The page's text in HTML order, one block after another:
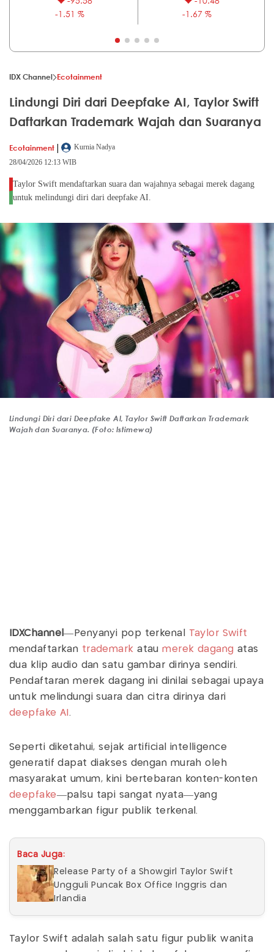
-1.51 %
-1.67 %
IDX Channel Ecotainment
Lindungi Diri dari Deepfake AI, Taylor Swift
Daftarkan Trademark Wajah dan Suaranya
Ecotainment |
Kurnia Nadya
28/04/2026 12:13 WIB
Taylor Swift mendaftarkan suara dan wajahnya sebagai merek dagang
untuk melindungi diri dari deepfake AI.
Lindungi Diri dari Deepfake AI, Taylor Swift Daftarkan Trademark
Wajah dan Suaranya. (Foto: Istimewa)
IDXChannel—Penyanyi pop terkenal Taylor Swift
mendaftarkan trademark ataumerek dagang atas
dua klip audio dan satu gambar dirinya sendiri.
Pendaftaran merek dagang ini dinilai sebagai upaya
untuk melindungi suara dan citra dirinya dari
deepfake AI .
Seperti diketahui, sejak artificial intelligence
generatif dapat diakses dengan murah oleh
masyarakat umum, kini bertebaran konten-konten
deepfake—palsu tapi sangat nyata—yang
menggambarkan figur publik terkenal.
Baca Juga:
Release Party of a Showgirl Taylor Swift
Ungguli Puncak Box Office Inggris dan
Irlandia
Taylor Swift adalah salah satu figur publik wanita